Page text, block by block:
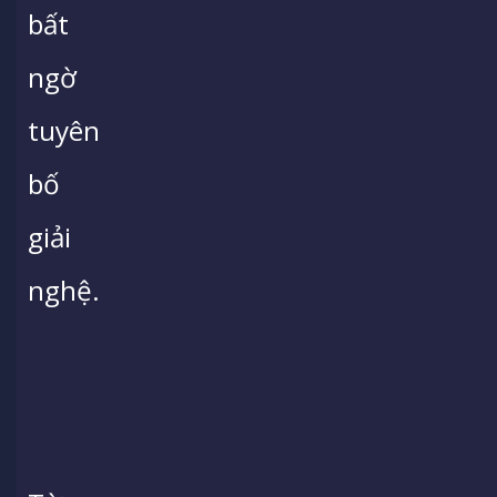
bất
ngờ
tuyên
bố
giải
nghệ.